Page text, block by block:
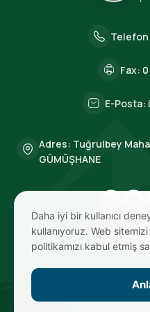
Fax:
E-Posta:
Adres: Tuğrulbey
GÜMÜŞHANE
© 2026 TORUL
Daha iyi bir kullanıcı
kullanıyoruz. Web
politikamızı kabul etmiş